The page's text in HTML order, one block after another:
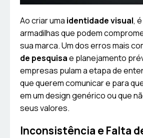
Ao criar uma identidade visual,
armadilhas que podem
sua marca. Um dos erros mais
de pesquisae planejamento
empresas pulam a etapa de
que querem comunicar e para
em um design genérico ou que
seus valores.
Inconsistência e Falta